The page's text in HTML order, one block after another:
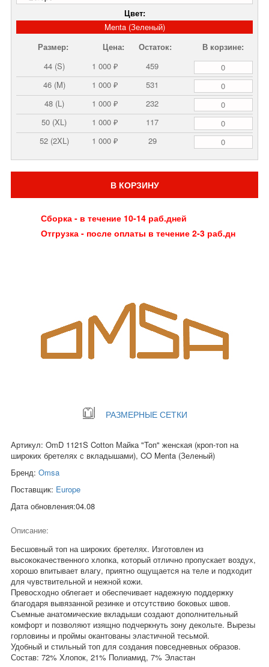
Цвет:
Menta (Зеленый)
Размер:
Цена: Остаток:
В корзине:
44 (S)
1 000 ₽
459
46 (M)
1 000 ₽
531
48 (L)
1 000 ₽
232
50 (XL)
1 000 ₽
117
52 (2XL)
1 000 ₽ 29
В КОРЗИНУ
Сборка - в течение 10-14 раб.дней
Отгрузка - после оплаты в течение 2-3 раб.дн
РАЗМЕРНЫЕ СЕТКИ
Артикул: OmD 1121S Cotton Майка "Toп" женская (кроп-топ на
широких бретелях с вкладышами), CO Menta (Зеленый)
Бренд: Omsa
Поставщик: Europe
Дата обновления:04.08
Описание:
Бесшовный топ на широких бретелях. Изготовлен из
высококачественного хлопка, который отлично пропускает воздух,
хорошо впитывает влагу, приятно ощущается на теле и подходит
для чувствительной и нежной кожи.
Превосходно облегает и обеспечивает надежную поддержку
благодаря вывязанной резинке и отсутствию боковых швов.
Съемные анатомические вкладыши создают дополнительный
комфорт и позволяют изящно подчеркнуть зону декольте. Вырезы
горловины и проймы окантованы эластичной тесьмой.
Удобный и стильный топ для создания повседневных образов.
Состав: 72% Хлопок, 21% Полиамид, 7% Эластан